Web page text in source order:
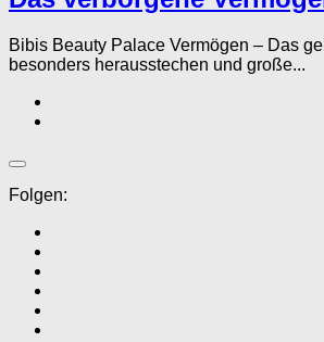
Bibis Beauty Palace Vermögen – Das
besonders herausstechen und große...
Folgen: